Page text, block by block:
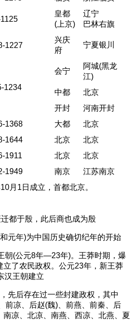
皇都
(上京)
辽宁
巴林右旗
1227
兴庆
府
宁夏银川
1234
会宁
阿城(黑龙
江)
中都
北京
开封
河南开封
1368 大都
北京
1644 北京
北京
1911 北京
北京
1949 南京
江苏南京
月1日成立，首都北京。
都于殷，此后商也成为殷
元年)为中国历史确切纪年的开始
朝(公元8年—23年)。王莽时期，爆
立了农民政权。公元23年，新王莽
汉王朝建立
先后存在过一些封建政权，其中
前凉、后赵(魏)、前燕、前秦、后
凉、北凉、南燕、西凉、北燕、夏